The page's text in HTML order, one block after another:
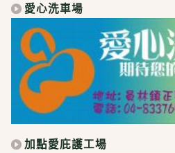
愛心洗車場
加點愛庇護工場